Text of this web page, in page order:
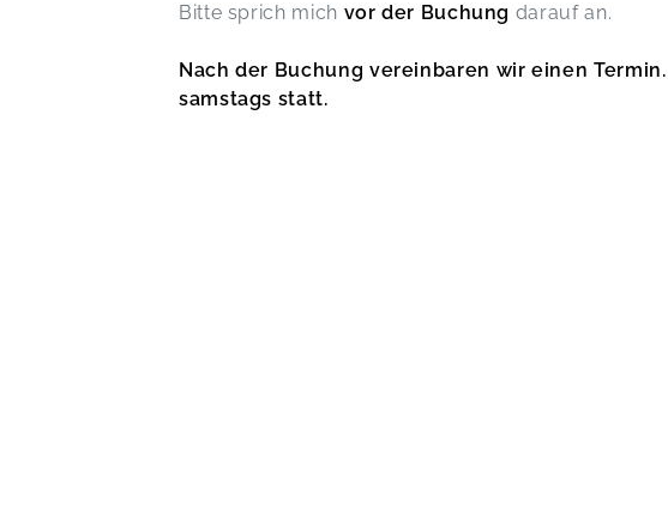
Bitte sprich mich vor der Buchung darauf an.
Nach der Buchung vereinbaren wir einen
samstags statt.